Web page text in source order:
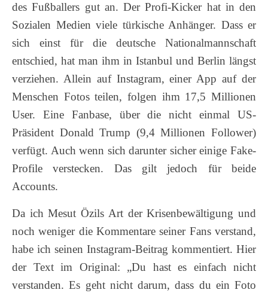
des Fußballers gut an. Der Profi-Kicker hat in den
Sozialen Medien viele türkische Anhänger. Dass er
sich einst für die deutsche Nationalmannschaft
entschied, hat man ihm in Istanbul und Berlin längst
verziehen. Allein auf Instagram, einer App auf der
Menschen Fotos teilen, folgen ihm 17,5 Millionen
User. Eine Fanbase, über die nicht einmal US-
Präsident Donald Trump (9,4 Millionen Follower)
verfügt. Auch wenn sich darunter sicher einige Fake-
Profile verstecken. Das gilt jedoch für beide
Accounts.
Da ich Mesut Özils Art der Krisenbewältigung und
noch weniger die Kommentare seiner Fans verstand,
habe ich seinen Instagram-Beitrag kommentiert. Hier
der Text im Original: „Du hast es einfach nicht
verstanden. Es geht nicht darum, dass du ein Foto